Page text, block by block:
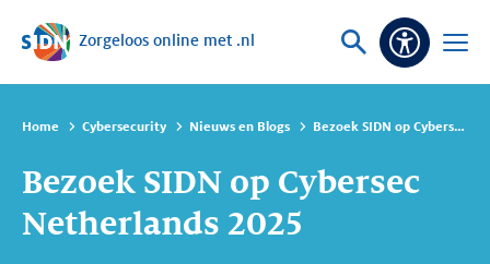
Sla navigatie over
Zorgeloos online met .nl
Vraag
Open
Home Cybersecurity Nieuws en Blogs Bezoek SIDN op Cybersec Netherlands 2025
Bezoek SIDN op Cybersec
Netherlands 2025